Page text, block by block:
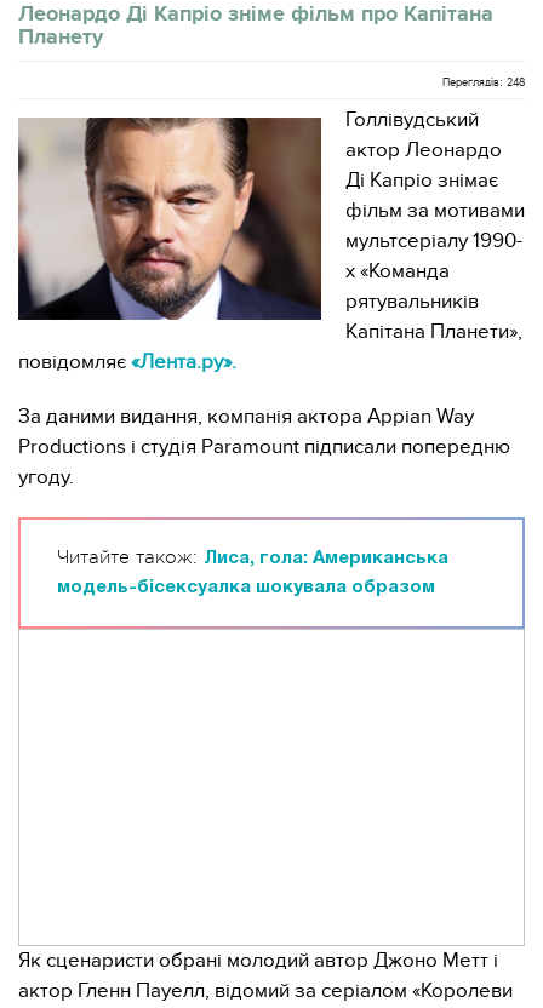
Леонардо Ді Капріо зніме фільм про Капітана
Планету
Переглядів: 248
Голлівудський
актор Леонардо
Ді Капріо знімає
фільм за мотивами
мультсеріалу 1990-
х «Команда
рятувальників
Капітана Планети»,
повідомляє «Лента.ру».
За даними видання, компанія актора Appian Way
Productions і студія Paramount підписали попередню
угоду.
Читайте також: Лиса, гола: Американська
модель-бісексуалка шокувала образом
Як сценаристи обрані молодий автор Джоно Метт і
актор Гленн Пауелл, відомий за серіалом «Королеви